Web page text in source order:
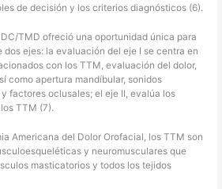
de decisión y los criterios diagnósticos (6).
TMD ofreció una oportunidad única para
ejes: la evaluación del eje I se centra en
con los TTM, evaluación del dolor,
como apertura mandíbular, sonidos
factores oclusales; el eje II, evalúa los
TTM (7).
Americana del Dolor Orofacial, los TTM son
y neuromusculares que
masticatorios y todos los tejidos